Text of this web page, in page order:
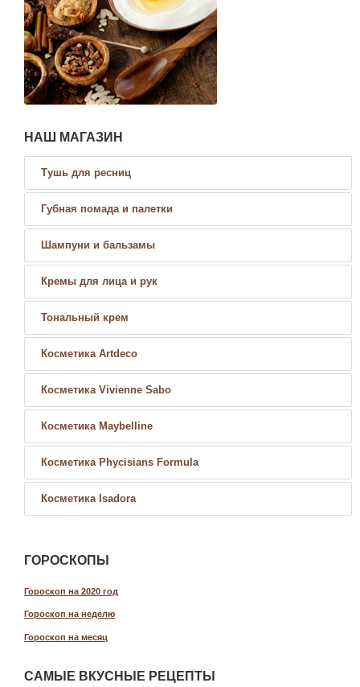
НАШ МАГАЗИН
Тушь для ресниц
Губная помада и палетки
Шампуни и бальзамы
Кремы для лица и рук
Тональный крем
Косметика Artdeco
Косметика Vivienne Sabo
Косметика Maybelline
Косметика Phycisians Formula
Косметика Isadora
ГОРОСКОПЫ
Гороскоп на 2020 год
Гороскоп на неделю
Гороскоп на месяц
САМЫЕ ВКУСНЫЕ РЕЦЕПТЫ